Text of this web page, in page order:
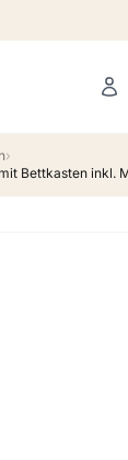
›
Bettkasten inkl.